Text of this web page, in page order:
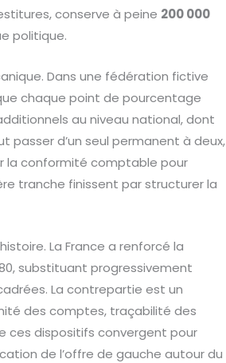
conserve à peine 200 000
politique.
Dans une fédération fictive
chaque point de pourcentage
au niveau national, dont
passer d’un seul permanent à deux,
la conformité comptable pour
tranche finissent par structurer la
La France a renforcé la
substituant progressivement
La contrepartie est un
des comptes, traçabilité des
ces dispositifs convergent pour
de l’offre de gauche autour du